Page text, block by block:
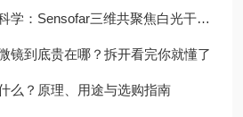
三维共聚焦白光干涉仪的跨领域应用传奇
镜到底贵在哪？拆开看完你就懂了
么？原理、用途与选购指南